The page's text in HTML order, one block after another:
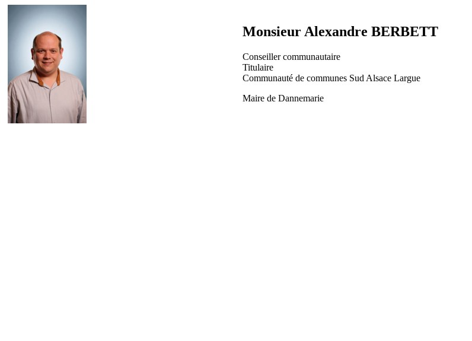
Monsieur Alexandre BERBETT
Conseiller communautaire
Titulaire
Communauté de communes Sud Alsace Largue
Maire de Dannemarie